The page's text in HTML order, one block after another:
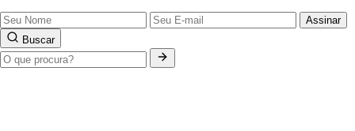
Assinar
Buscar